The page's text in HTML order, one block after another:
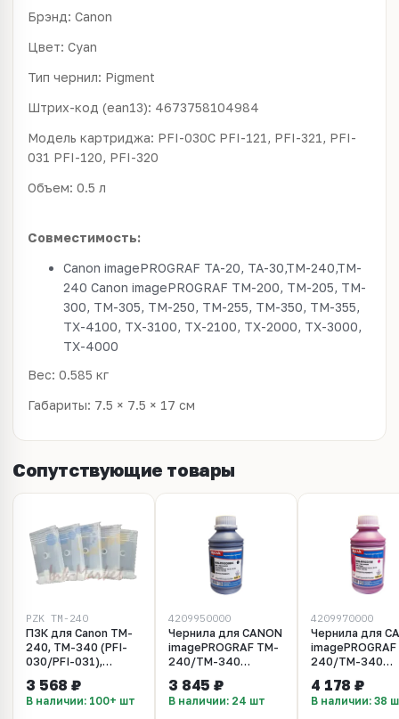
Брэнд: Canon
Цвет: Cyan
Тип чернил: Pigment
Штрих-код (ean13): 4673758104984
Модель картриджа: PFI-030C PFI-121, PFI-321, PFI-
031 PFI-120, PFI-320
Объем: 0.5 л
Совместимость:
Canon imagePROGRAF TA-20, TA-30,TM-240,TM-
240 Canon imagePROGRAF TM-200, TM-205, TM-
300, TM-305, TM-250, TM-255, TM-350, TM-355,
TX-4100, TX-3100, TX-2100, TX-2000, TX-3000,
TX-4000
Вес: 0.585 кг
Габариты: 7.5 × 7.5 × 17 см
Сопутствующие товары
PZK_TM-240
ПЗК для Canon TM-
240, TM-340 (PFI-
030/PFI-031),
Без чипов. Объём 55
мл
3 568 ₽
В наличии: 100+ шт
4209950000
Чернила для CANON
imagePROGRAF TM-
240/ТМ-340
(500мл,photo
black,Pigment) MyInk
3 845 ₽
В наличии: 24 шт
4209970000
Чернила для
240/ТМ-340
MyInk
4 178 ₽
В наличии: 38